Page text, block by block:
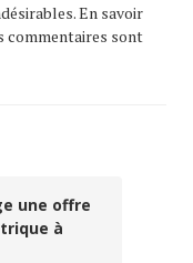
En savoir
commentaires sont
une offre
à